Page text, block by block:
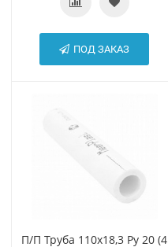
ПОД ЗАКАЗ
П/П Труба 110х18,3 Ру 20 (4